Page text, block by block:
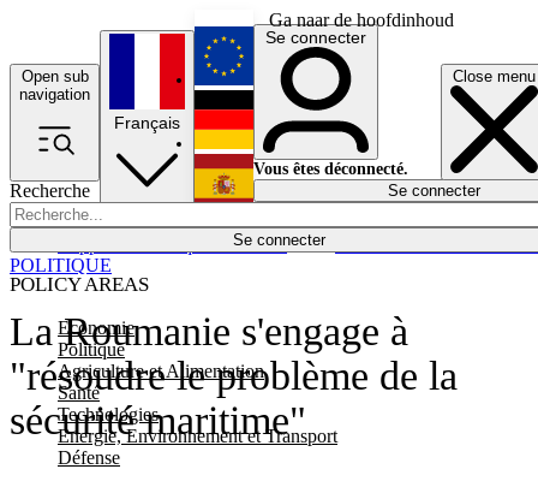
Ga naar de hoofdinhoud
Open sub
navigation
Close menu
Recherche
Se connecter
POLICY AREAS
Economie
Politique
Agriculture et Alimentation
Santé
Technologies
Energie, Environnement et Transport
Défense
Économie
Français
English
Deutsch
Español
Se connecter
Vous êtes déconnecté.
Se connecter
La Roumanie s'engage à
"résoudre le problème de la
sécurité maritime"
POLITIQUE